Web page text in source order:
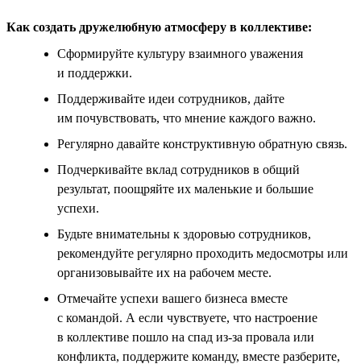
Как создать дружелюбную атмосферу в коллективе:
Сформируйте культуру взаимного уважения
и поддержки.
Поддерживайте идеи сотрудников, дайте
им почувствовать, что мнение каждого важно.
Регулярно давайте конструктивную обратную связь.
Подчеркивайте вклад сотрудников в общий
результат, поощряйте их маленькие и большие
успехи.
Будьте внимательны к здоровью сотрудников,
рекомендуйте регулярно проходить медосмотры или
организовывайте их на рабочем месте.
Отмечайте успехи вашего бизнеса вместе
с командой. А если чувствуете, что настроение
в коллективе пошло на спад из-за провала или
конфликта, поддержите команду, вместе разберите,